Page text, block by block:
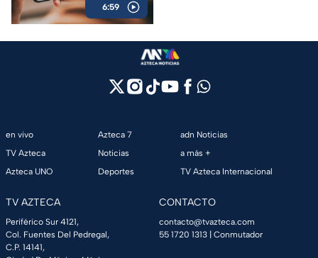
6:59
en vivo
TV Azteca
Azteca UNO
Azteca 7
Noticias
Deportes
adn Noticias
a más +
TV Azteca Internacional
TV AZTECA
Periférico Sur 4121,
Col. Fuentes Del Pedregal,
C.P. 14141,
CONTACTO
contacto@tvazteca.com
55 1720 1313 | Conmutador